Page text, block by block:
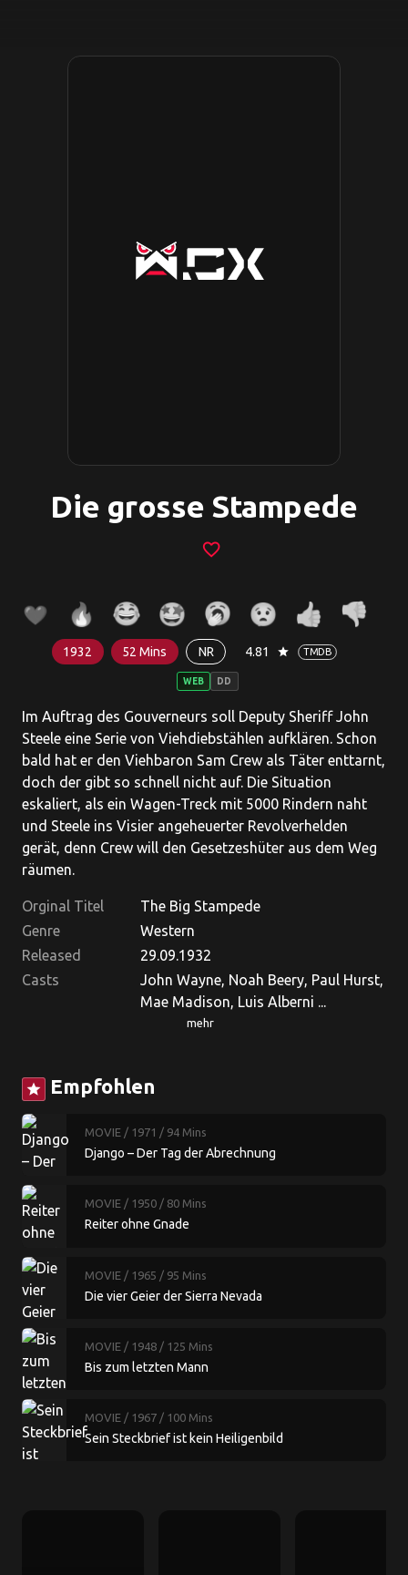
Die grosse Stampede
favorite_border
1932 52 Mins NR 4.81 star TMDB
WEB DD
Im Auftrag des Gouverneurs soll Deputy Sheriff John
Steele eine Serie von Viehdiebstählen aufklären. Schon
bald hat er den Viehbaron Sam Crew als Täter enttarnt,
doch der gibt so schnell nicht auf. Die Situation
eskaliert, als ein Wagen-Treck mit 5000 Rindern naht
und Steele ins Visier angeheuerter Revolverhelden
gerät, denn Crew will den Gesetzeshüter aus dem Weg
räumen.
Orginal Titel
The Big Stampede
Genre
Western
Released
29.09.1932
Casts
John Wayne, Noah Beery, Paul Hurst,
Mae Madison, Luis Alberni ...
mehr
star Empfohlen
MOVIE / 1971 / 94 Mins
Django – Der Tag der Abrechnung
MOVIE / 1950 / 80 Mins
Reiter ohne Gnade
MOVIE / 1965 / 95 Mins
Die vier Geier der Sierra Nevada
MOVIE / 1948 / 125 Mins
Bis zum letzten Mann
MOVIE / 1967 / 100 Mins
Sein Steckbrief ist kein Heiligenbild